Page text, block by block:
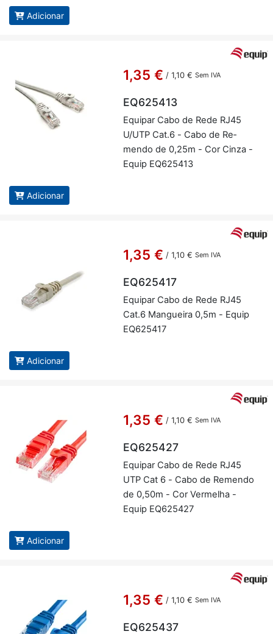
Adicionar
1,35 € / 1,10 € Sem IVA
EQ625413
Equipar Cabo de Rede RJ45
U/UTP Cat.6 - Cabo de Re­
mendo de 0,25m - Cor Cinza -
Equip EQ625413
Adicionar
1,35 € / 1,10 € Sem IVA
EQ625417
Equipar Cabo de Rede RJ45
Cat.6 Man­gueira 0,5m - Equip
EQ625417
Adicionar
1,35 € / 1,10 € Sem IVA
EQ625427
Equipar Cabo de Rede RJ45
UTP Cat 6 - Cabo de Re­mendo
de 0,50m - Cor Ver­melha -
Equip EQ625427
Adicionar
1,35 € / 1,10 € Sem IVA
EQ625437